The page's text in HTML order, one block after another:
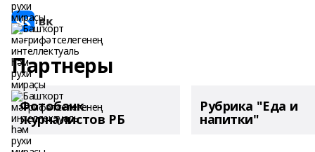
Партнеры
Фотобанк
журналистов РБ
Рубрика "Еда и
напитки"